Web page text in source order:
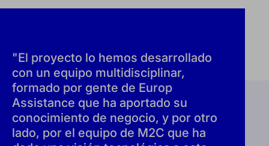
"El proyecto lo hemos desarrollado
con un equipo multidisciplinar,
formado por gente de Europ
Assistance que ha aportado su
conocimiento de negocio, y por otro
lado, por el equipo de M2C que ha